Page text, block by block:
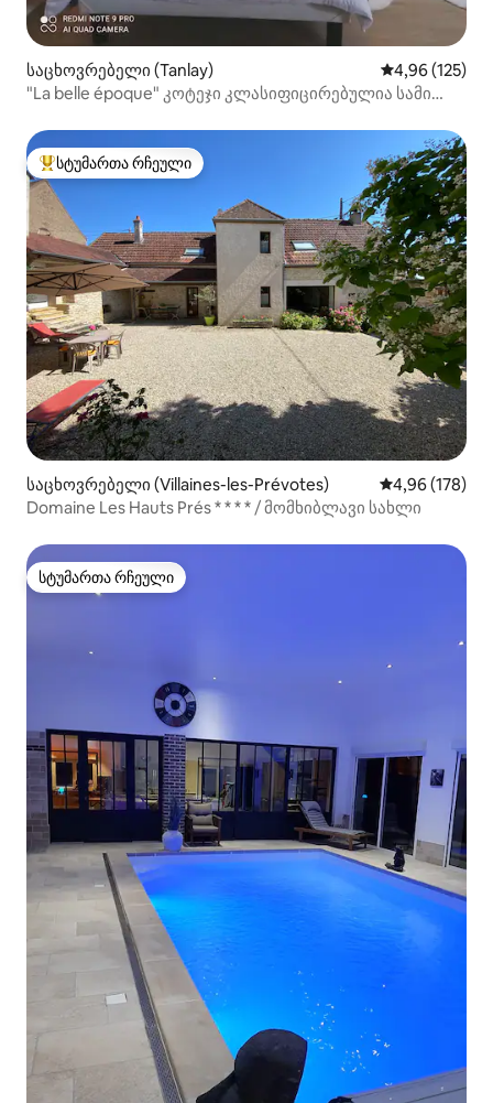
საცხოვრებელი (Tanlay) საშუალო
4,96 (125)
"La belle époque" კოტეჯი კლასიფიცირებულია სამი
სტუმართა რჩეული მოწინავე ვარიანტი
სტუმართა რჩეული
საცხოვრებელი (Villaines-les-Prévotes) საშუალო
4,96 (178)
Domaine Les Hauts Prés * * * * / მომხიბლავი სახლი
სტუმართა რჩეული
სტუმართა რჩეული